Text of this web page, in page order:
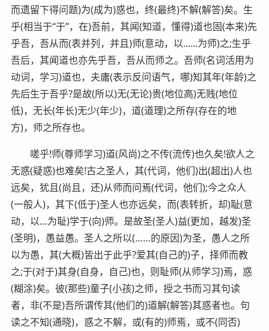
而遗留下得问题)为(成为)惑也，终(最终)不解(解答)矣。生
乎(相当于“于”，在)吾前，其闻(知道，懂得)道也固(本来)先
乎吾，吾从而(表并列，并且)师(意动，以......为师)之;生乎
吾后，其闻道也亦先乎吾，吾从而师之。吾师(名词活用为
动词，学习)道也，夫庸(表示反问语气，哪)知其年(年龄)之
先后生于吾乎?是故(所以)无(无论)贵(地位高)无贱(地位
低)，无长(年长)无少(年少)，道(道理)之所存(存在的地
方)，师之所存也。
嗟乎!师(尊师学习)道(风尚)之不传(流传)也久矣!欲人之
无惑(疑惑)也难矣!古之圣人，其(代词，他们)出(超出)人也
远矣，犹且(尚且，还)从师而问焉(代词，他们);今之众人
(一般人)，其下(低于)圣人也亦远矣，而(表转折，却)耻(意
动，以…为耻)学于(向)师。是故圣(圣人)益(更加，越发)圣
(圣明)，愚益愚。圣人之所以(……的原因)为圣，愚人之所
以为愚，其(大概)皆出于此乎?爱其(自己的)子，择师而教
之;于(对于)其身(自身，自己)也，则耻师(从师学习)焉，惑
(糊涂)矣。彼(那些)童子(小孩)之师，授之书而习其句读
者，非(不是)吾所谓传其(他们的)道解(解答)其惑者也。句
读之不知(通晓)，惑之不解，或(有的)师焉，或不(同否)